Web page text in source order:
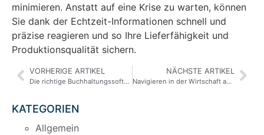
minimieren. Anstatt auf eine Krise zu warten, können
Sie dank der Echtzeit-Informationen schnell und
präzise reagieren und so Ihre Lieferfähigkeit und
Produktionsqualität sichern.
VORHERIGE ARTIKEL
Die richtige Buchhaltungssoftware für KMUs: Welche Lösung passt zu Ihnen?
NÄCHSTE ARTIKEL
Navigieren in der Wirtschaft angesichts absichtlicher politischer Unsicherheit
KATEGORIEN
Allgemein